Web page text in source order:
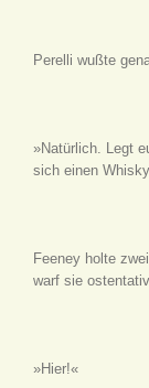
Perelli wußte
»Natürlich. Legt
sich einen
Feeney holte
warf sie
»Hier!«